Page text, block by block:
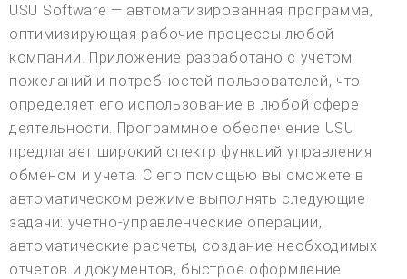
USU Software — автоматизированная программа,
оптимизирующая рабочие процессы любой
компании. Приложение разработано с учетом
пожеланий и потребностей пользователей, что
определяет его использование в любой сфере
деятельности. Программное обеспечение USU
предлагает широкий спектр функций управления
обменом и учета. С его помощью вы сможете в
автоматическом режиме выполнять следующие
задачи: учетно-управленческие операции,
автоматические расчеты, создание необходимых
отчетов и документов, быстрое оформление